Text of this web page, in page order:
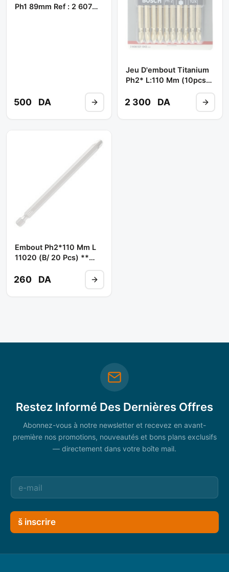
Ph1 89mm Ref : 2 607
500 DA
Jeu D'embout Titanium
Ph2* L:110 Mm (10pcs)
BOSCH
2 300 DA
Embout Ph2*110 Mm L
11020 (b/ 20 Pcs) **
260 DA
Restez Informé Des Dernières Offres
Abonnez-vous à notre newsletter et recevez en avant-
première nos promotions, nouveautés et bons plans exclusifs
— directement dans votre boîte mail.
š inscrire